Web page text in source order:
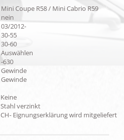
Mini Coupe R58 / Mini Cabrio R59
nein
03/2012-
30-55
30-60
Auswählen
-630
Gewinde
Gewinde
Keine
Stahl verzinkt
CH- Eignungserklärung wird mitgeliefert